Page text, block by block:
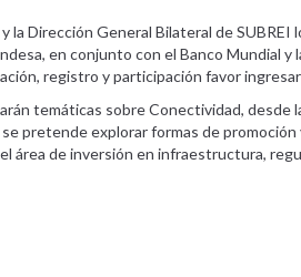
la Dirección General Bilateral de
en conjunto con el Banco Mundial y
registro y participación favor
temáticas sobre Conectividad,
pretende explorar formas de
área de inversión en infraestructura,